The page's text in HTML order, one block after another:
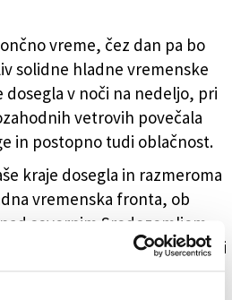
vreme, čez dan pa bo
solidne hladne vremenske
v noči na nedeljo, pri
vetrovih povečala
in postopno tudi oblačnost.
kraje dosegla in razmeroma
vremenska fronta, ob
severnim Sredozemljem.
kar burno. V drugem delu noči